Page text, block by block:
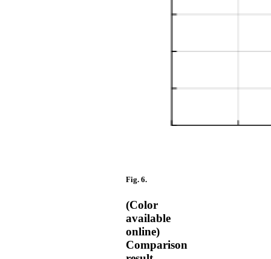
Fig. 6.
(Color
available
online)
Comparison